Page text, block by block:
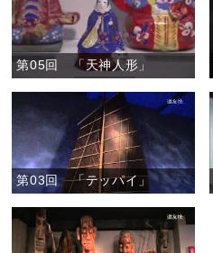
第05回 「天神人形」
第03回 「テッパイ」